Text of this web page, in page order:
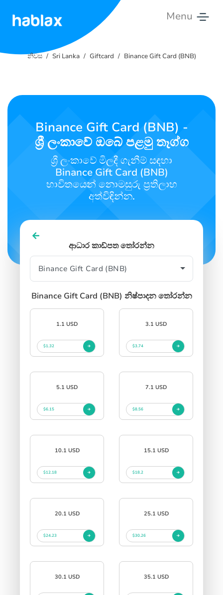
Menu
ගාස්තු
අප
අමතන්න
නිවස Sri Lanka Giftcard Binance Gift Card (BNB)
Binance Gift Card (BNB) -
ශ්‍රී ලංකාවේ ඔබේ පළමු තෑග්ග
ශ්‍රී ලංකාවේ මිලදී ගැනීම් සඳහා
Binance Gift Card (BNB)
භාවිතයෙන් නොමසුරු ප්‍රතිලාභ
අත්විඳින්න.
ආධාර කාඩ්පත තෝරන්න
Binance Gift Card (BNB) නිෂ්පාදන තෝරන්න
1.1 USD
$1.32
3.1 USD
$3.74
5.1 USD
$6.15
7.1 USD
$8.56
10.1 USD
$12.18
15.1 USD
$18.2
20.1 USD
$24.23
25.1 USD
$30.26
30.1 USD 35.1 USD